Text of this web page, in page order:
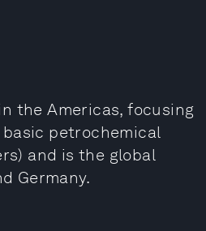
the Americas, focusing
basic petrochemical
and is the global
Germany.